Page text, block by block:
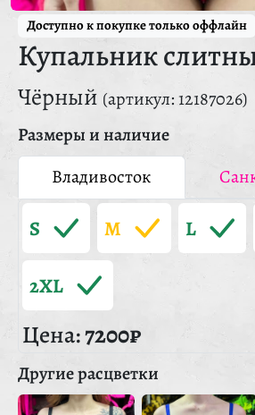
Доступно к покупке только оффлайн
Купальник
Чёрный (артикул: 12187026)
Размеры и наличие
Владивосток
S M L
2XL
Цена:7200₽
Другие расцветки